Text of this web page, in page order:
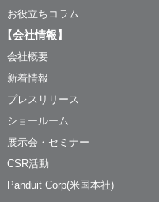
お役立ちコラム
【会社情報】
会社概要
新着情報
プレスリリース
ショールーム
展示会・セミナー
CSR活動
Panduit Corp(米国本社)